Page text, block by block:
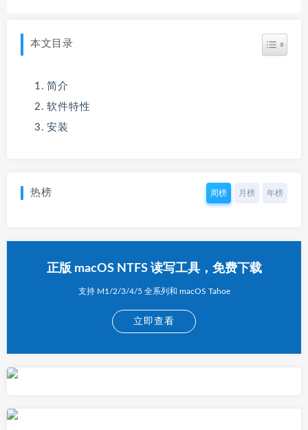
本文目录
简介
软件特性
安装
热榜 周榜 月榜 年榜
正版 macOS NTFS 读写工具，免费下载
支持 M1/2/3/4/5 全系列和 macOS Tahoe
立即查看